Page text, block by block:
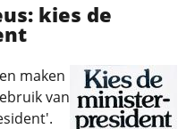
kies de
maken
van